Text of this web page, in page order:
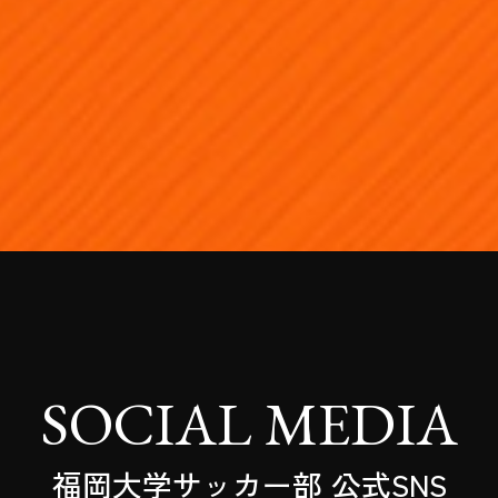
SOCIAL MEDIA
福岡大学サッカー部 公式SNS